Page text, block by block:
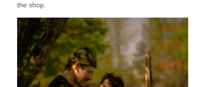
the shop.